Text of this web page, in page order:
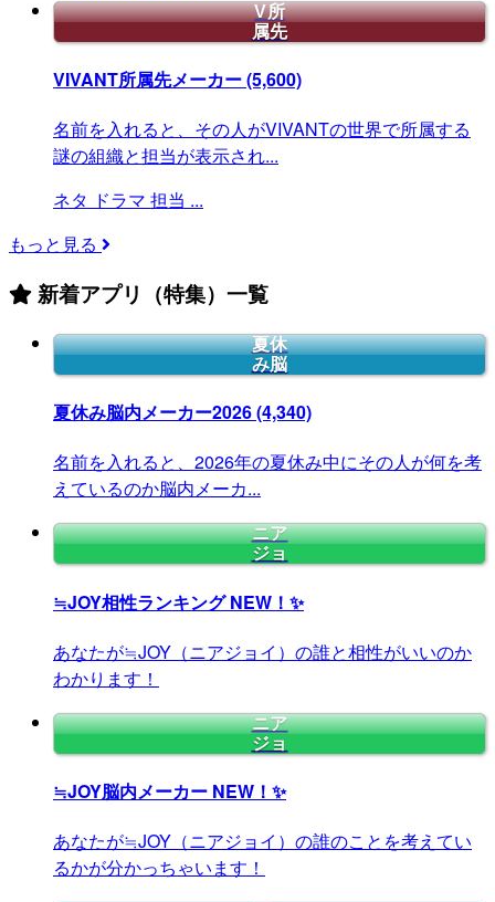
V所
属先
VIVANT所属先メーカー(5,600)
名前を入れると、その人がVIVANTの世界で所属する
謎の組織と担当が表示され...
ネタ ドラマ 担当 ...
もっと見る
新着アプリ（特集）一覧
夏休
み脳
夏休み脳内メーカー2026(4,340)
名前を入れると、2026年の夏休み中にその人が何を考
えているのか脳内メーカ...
ニア
ジョ
≒JOY相性ランキングNEW！✨
あなたが≒JOY（ニアジョイ）の誰と相性がいいのか
わかります！
ニア
ジョ
≒JOY脳内メーカー NEW！✨
あなたが≒JOY（ニアジョイ）の誰のことを考えてい
るかが分かっちゃいます！